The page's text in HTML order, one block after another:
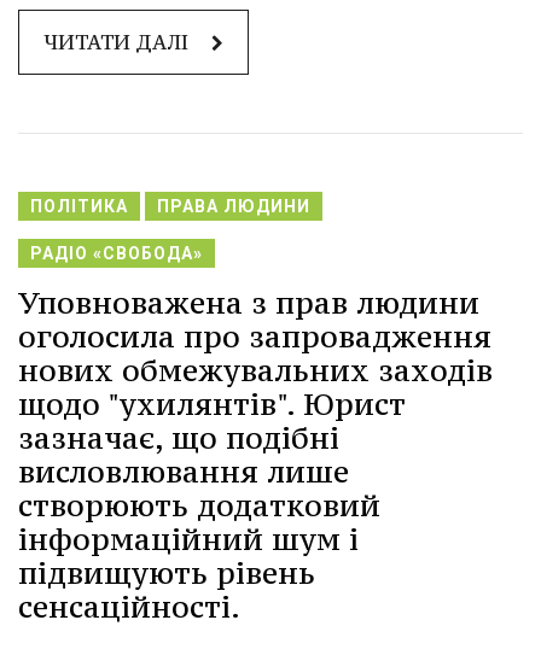
ЧИТАТИ ДАЛІ
ПОЛІТИКА ПРАВА ЛЮДИНИ
РАДІО «СВОБОДА»
Уповноважена з прав людини
оголосила про запровадження
нових обмежувальних заходів
щодо "ухилянтів". Юрист
зазначає, що подібні
висловлювання лише
створюють додатковий
інформаційний шум і
підвищують рівень
сенсаційності.